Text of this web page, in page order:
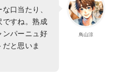
鳥山涼
口当たり、
ですね。熟成
ンパーニュ好
と思いま